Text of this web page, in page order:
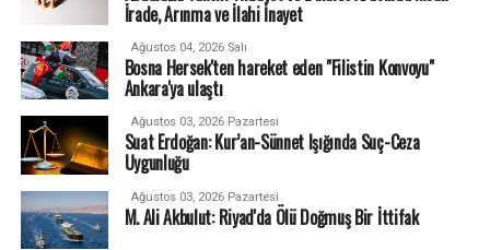
İrade, Arınma ve İlahi İnayet
Ağustos 04, 2026 Salı
Bosna Hersek'ten hareket eden "Filistin Konvoyu"
Ankara'ya ulaştı
Ağustos 03, 2026 Pazartesi
Suat Erdoğan: Kur’an-Sünnet Işığında Suç-Ceza
Uygunluğu
Ağustos 03, 2026 Pazartesi
M. Ali Akbulut: Riyad'da Ölü Doğmuş Bir İttifak